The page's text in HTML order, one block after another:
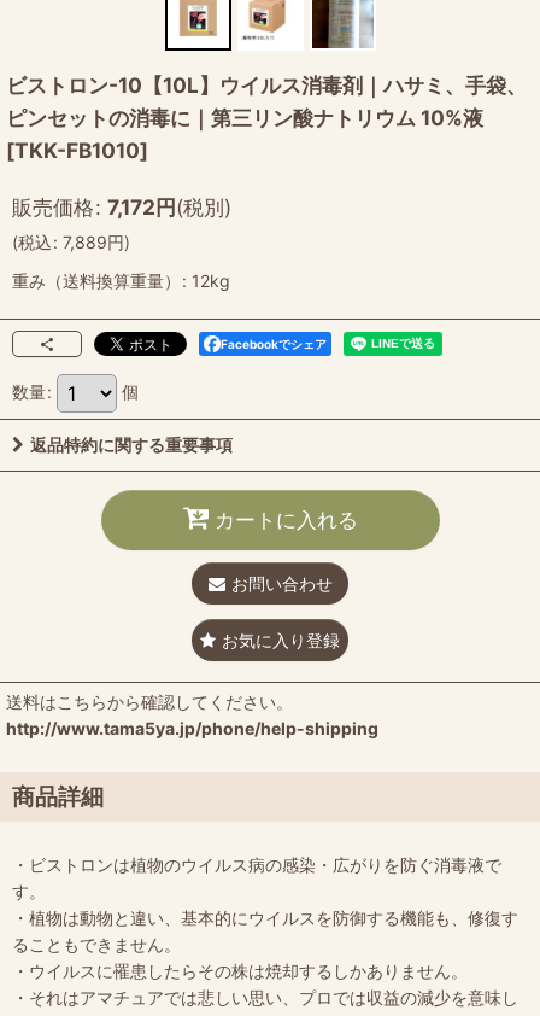
ビストロン-10【10L】ウイルス消毒剤｜ハサミ、手袋、
ピンセットの消毒に｜第三リン酸ナトリウム 10%液
[TKK-FB1010]
販売価格: 7,172円(税別)
(税込: 7,889円)
重み（送料換算重量）
: 12kg
Facebookでシェア
数量: 個
返品特約に関する重要事項
カートに入れる
お問い合わせ
お気に入り登録
送料はこちらから確認してください。
http://www.tama5ya.jp/phone/help-shipping
商品詳細
・ビストロンは植物のウイルス病の感染・広がりを防ぐ消毒液で
す。
・植物は動物と違い、基本的にウイルスを防御する機能も、修復す
ることもできません。
・ウイルスに罹患したらその株は焼却するしかありません。
・それはアマチュアでは悲しい思い、プロでは収益の減少を意味し